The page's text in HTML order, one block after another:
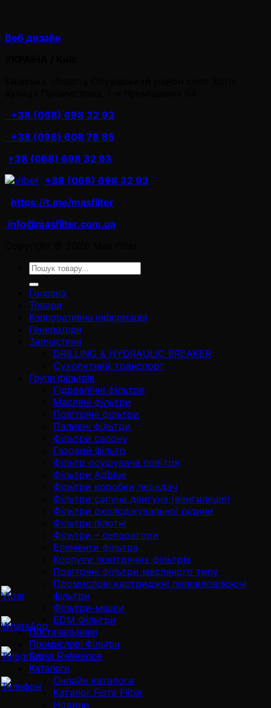
Веб дизайн
+38 (068) 698 32 93
+38 (098) 608 78 85
+38 (068) 698 32 93
+38 (068) 698 32 93
https://t.me/masfilter
info@masfilter.com.ua
Ara:
Головна
Товари
Корпоративна інформація
Генератори
Запчастини
DRILLING & HYDRAULIC BREAKER
Сухопутний транспорт
Групи фільтрів
Гідравлічні фільтри
Масляні фільтри
Повітряні фільтри
Паливні фільтри
Фільтри салону
Газовий фільтр
Фільтр осушувача повітря
Фільтри Adblue
Фільтри коробки передач
Фільтри сапуна двигуна (вентиляція)
Фільтри охолоджувальної рідини
Фільтри пілотні
Фільтри – сепаратори
Елементи фільтра
Корпуси повітряних фільтрів
Повітряні фільтри масляного типу
Промислові картриджні пиловловлюючі
фільтри
Фільтри-мішки
EDM Фільтри
Постачальники
Промислові Фільтри
Cross Reference
Каталоги
Онлайн каталоги
Каталог Ferra Filter
Новини